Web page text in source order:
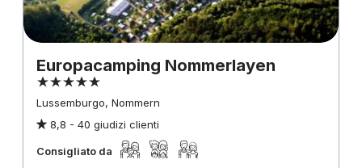
Europacamping Nommerlayen
Lussemburgo, Nommern
8,8 - 40 giudizi clienti
Consigliato da